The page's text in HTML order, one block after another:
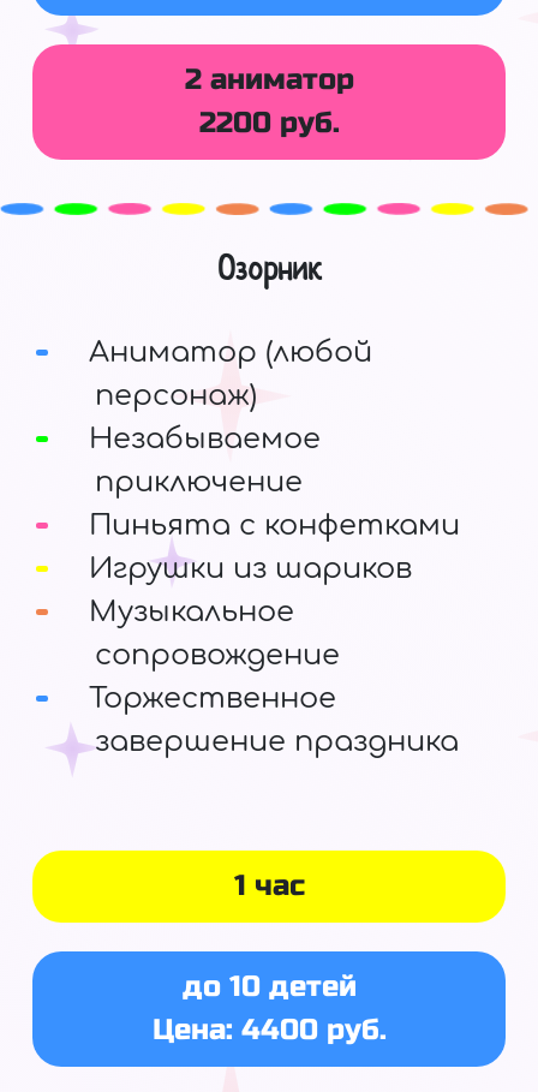
2 аниматор
2200 руб.
1 час
до 10 детей
Цена: 4400 руб.
Озорник
Аниматор (любой
персонаж)
Незабываемое
приключение
Пиньята с конфетками
Игрушки из шариков
Музыкальное
сопровождение
Торжественное
завершение праздника